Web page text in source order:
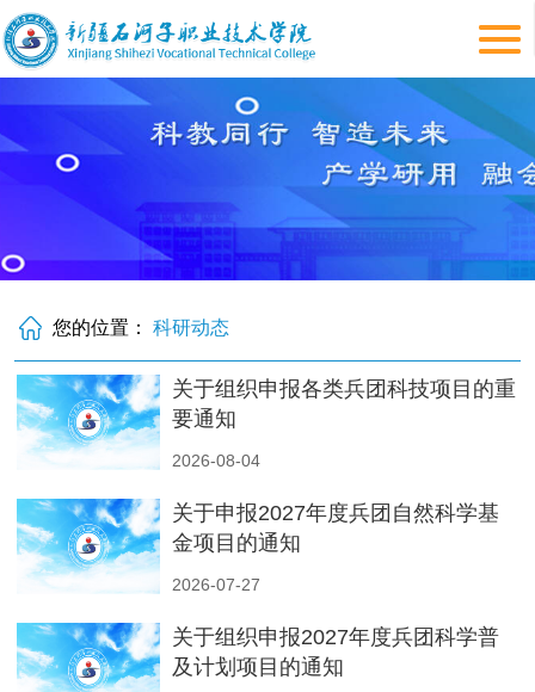
您的位置：科研动态
关于组织申报各类兵团科技项目的重
要通知
2026-08-04
关于申报2027年度兵团自然科学基
金项目的通知
2026-07-27
关于组织申报2027年度兵团科学普
及计划项目的通知